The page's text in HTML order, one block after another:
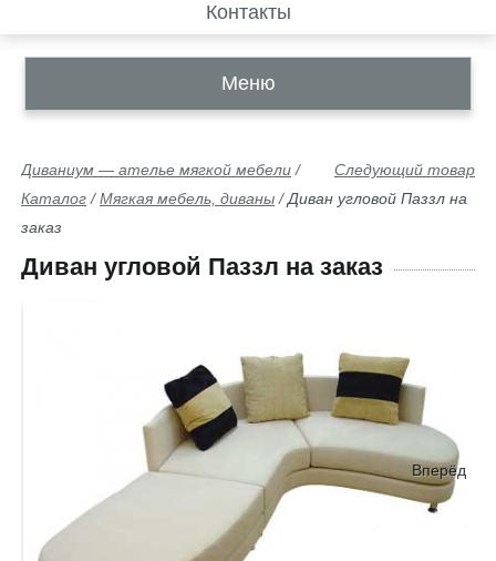
Контакты
Меню
Следующий товар
Диваниум — ателье мягкой мебели /
Каталог /Мягкая мебель, диваны /Диван угловой Паззл на
заказ
Диван угловой Паззл на заказ
Вперёд